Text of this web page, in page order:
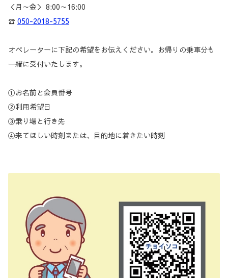
＜月～金＞ 8:00～16:00
☎ 050-2018-5755
オペレーターに下記の希望をお伝えください。お帰りの乗車分も
一緒に受付いたします。
①お名前と会員番号
②利用希望日
③乗り場と行き先
④来てほしい時刻または、目的地に着きたい時刻